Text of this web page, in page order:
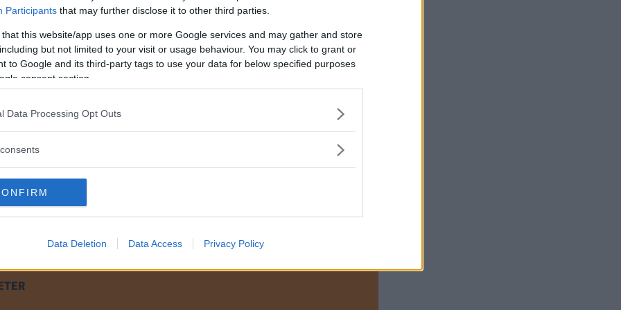
Participants that may further disclose it to other third parties.
that this website/app uses one or more Google services and may gather and store
but not limited to your visit or usage behaviour. You may click to grant or
to Google and its third-party tags to use your data for below specified purposes
consent section.
Data Processing Opt Outs
Data Deletion Data Access Privacy Policy
efterfrågan kommer stiga ytterligare framöver. Ett stadigt
talar för detta, säger Tero Marjamäki, pressansvarig på
frågan om de skulle kunna tänka sig att ersätta sin bil med en
delvis skulle kunna tänka sig ett sådant byte. Bland de
att de till någon grad skulle kunna tänka sig att byta bilen
elbil vid nästa bilköp?